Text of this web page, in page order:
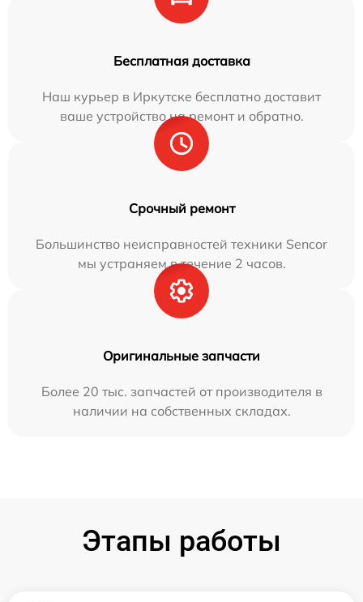
Бесплатная доставка
Наш курьер в Иркутске бесплатно доставит
ваше устройство на ремонт и обратно.
Срочный ремонт
Большинство неисправностей техники Sencor
мы устраняем в течение 2 часов.
Оригинальные запчасти
Более 20 тыс. запчастей от производителя в
наличии на собственных складах.
Этапы работы